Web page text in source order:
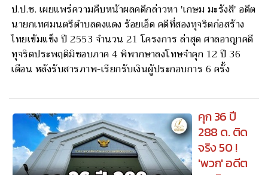
ป.ป.ช. เผยแพร่ความคืบหน้าผลคดีกล่าวหา 'เกษม มะรังสี' อดีต
นายกเทศมนตรีตำบลดงแดง ร้อยเอ็ด คดีที่สองทุจริตก่อสร้าง
ไทยเข้มแข็ง ปี 2553 จำนวน 21 โครงการ ล่าสุด ศาลอาญาคดี
ทุจริตประพฤติมิชอบภาค 4 พิพากษาลงโทษจำคุก 12 ปี 36
เดือน หลังรับสารภาพ-เรียกรับเงินผู้ประกอบการ 6 ครั้ง
คุก 36 ปี
288 ด. ติด
จริง 50 !
'พวก' อดีต